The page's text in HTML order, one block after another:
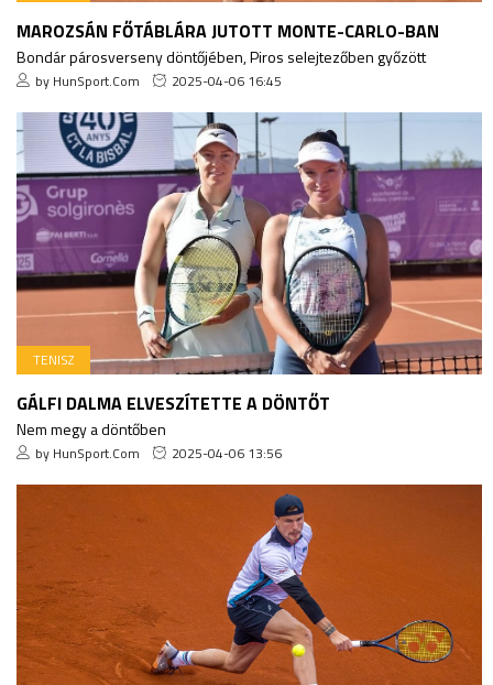
MAROZSÁN FŐTÁBLÁRA JUTOTT MONTE-CARLO-BAN
Bondár párosverseny döntőjében, Piros selejtezőben győzött
by HunSport.Com 2025-04-06 16:45
TENISZ
GÁLFI DALMA ELVESZÍTETTE A DÖNTŐT
Nem megy a döntőben
by HunSport.Com 2025-04-06 13:56